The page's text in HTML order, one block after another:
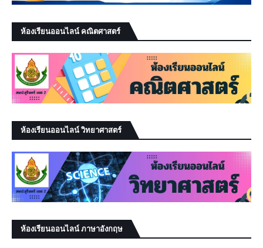
ห้องเรียนออนไลน์ คณิตศาสตร์
ห้องเรียนออนไลน์ วิทยาศาสตร์
ห้องเรียนออนไลน์ ภาษาอังกฤษ